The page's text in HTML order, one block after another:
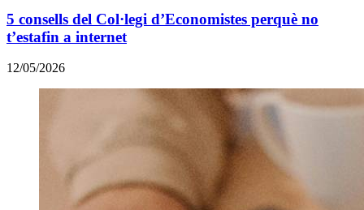
5 consells del Col·legi d’Economistes perquè no
t’estafin a internet
12/05/2026